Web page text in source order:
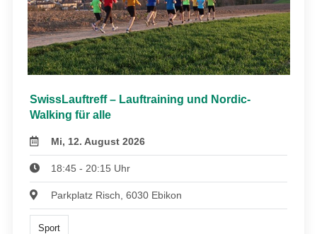
SwissLauftreff – Lauftraining und Nordic-
Walking für alle
Mi, 12. August 2026
18:45 - 20:15 Uhr
Parkplatz Risch, 6030 Ebikon
Sport